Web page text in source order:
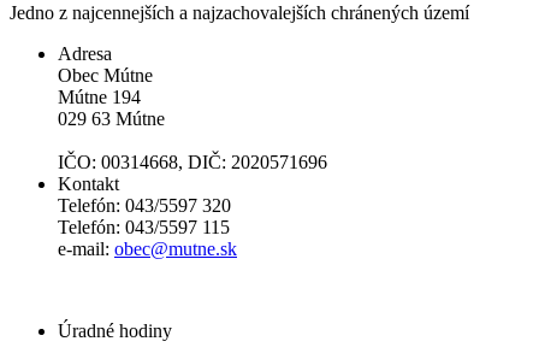
Jedno z najcennejších a najzachovalejších chránených území
Adresa
Obec Mútne
Mútne 194
029 63 Mútne
IČO: 00314668, DIČ: 2020571696
Kontakt
Telefón: 043/5597 320
Telefón: 043/5597 115
e-mail: obec@mutne.sk
Úradné hodiny